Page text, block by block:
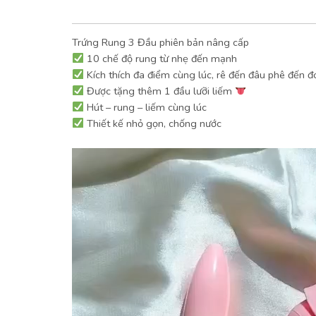
Trứng Rung 3 Đầu phiên bản nâng cấp
10 chế độ rung từ nhẹ đến mạnh
Kích thích đa điểm cùng lúc, rê đến đâu phê đến
Được tặng thêm 1 đầu lưỡi liếm
Hút – rung – liếm cùng lúc
Thiết kế nhỏ gọn, chống nước
Video